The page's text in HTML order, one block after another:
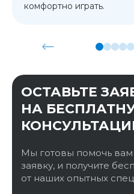
комфортно играть.
ОСТАВЬТЕ
НА
Мы готовы помочь вам
заявку, и получите
от наших опытных